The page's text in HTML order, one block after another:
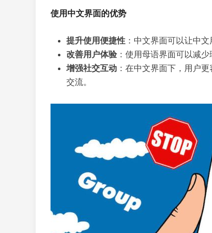
使用中文界面的优势
提升使用便捷性 ：中文界面可以让中
改善用户体验：使用母语界面可以减
增强社交互动 ：在中文界面下，用户
交流。